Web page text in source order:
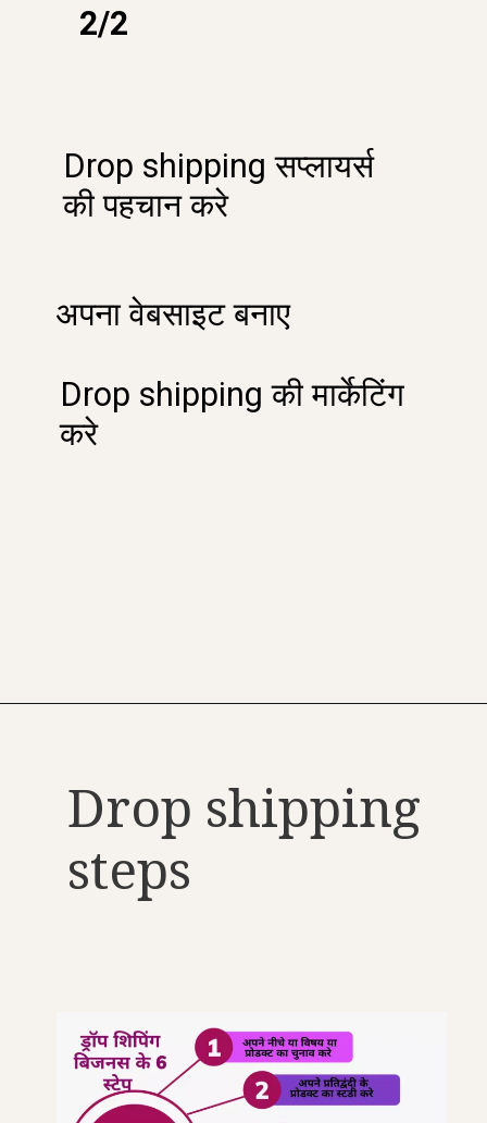
Drop shipping सप्लायर्स
की पहचान करे
अपना वेबसाइट बनाए
Drop shipping की मार्केटिंग
करे
2/2
Drop shipping
steps